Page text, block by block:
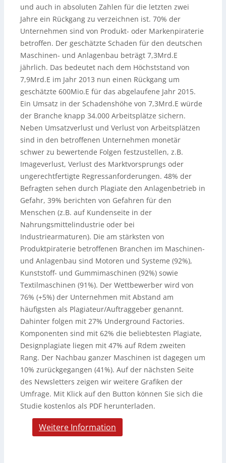
und auch in absoluten Zahlen für die letzten zwei
Jahre ein Rückgang zu verzeichnen ist. 70% der
Unternehmen sind von Produkt- oder Markenpiraterie
betroffen. Der geschätzte Schaden für den deutschen
Maschinen- und Anlagenbau beträgt 7,3Mrd.E
jährlich. Das bedeutet nach dem Höchststand von
7,9Mrd.E im Jahr 2013 nun einen Rückgang um
geschätzte 600Mio.E für das abgelaufene Jahr 2015.
Ein Umsatz in der Schadenshöhe von 7,3Mrd.E würde
der Branche knapp 34.000 Arbeitsplätze sichern.
Neben Umsatzverlust und Verlust von Arbeitsplätzen
sind in den betroffenen Unternehmen monetär
schwer zu bewertende Folgen festzustellen, z.B.
Imageverlust, Verlust des Marktvorsprungs oder
ungerechtfertigte Regressanforderungen. 48% der
Befragten sehen durch Plagiate den Anlagenbetrieb in
Gefahr, 39% berichten von Gefahren für den
Menschen (z.B. auf Kundenseite in der
Nahrungsmittelindustrie oder bei
Industriearmaturen). Die am stärksten von
Produktpiraterie betroffenen Branchen im Maschinen-
und Anlagenbau sind Motoren und Systeme (92%),
Kunststoff- und Gummimaschinen (92%) sowie
Textilmaschinen (91%). Der Wettbewerber wird von
76% (+5%) der Unternehmen mit Abstand am
häufigsten als Plagiateur/Auftraggeber genannt.
Dahinter folgen mit 27% Underground Factories.
Komponenten sind mit 62% die beliebtesten Plagiate,
Designplagiate liegen mit 47% auf Rdem zweiten
Rang. Der Nachbau ganzer Maschinen ist dagegen um
10% zurückgegangen (41%). Auf der nächsten Seite
des Newsletters zeigen wir weitere Grafiken der
Umfrage. Mit Klick auf den Button können Sie sich die
Studie kostenlos als PDF herunterladen.
Weitere Information